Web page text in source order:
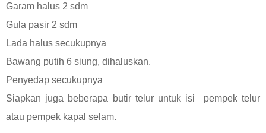
Garam halus 2 sdm
Gula pasir 2 sdm
Lada halus secukupnya
Bawang putih 6 siung, dihaluskan.
Penyedap secukupnya
Siapkan juga beberapa butir telur untuk isi
pempek telur
atau pempek kapal selam.